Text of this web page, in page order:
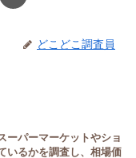
どこどこ調査員
ーパーマーケットやショ
いるかを調査し、相場価